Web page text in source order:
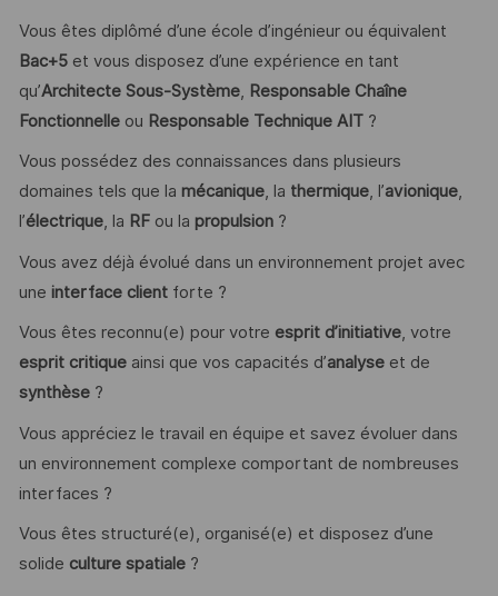
Vous êtes diplômé d’une école d’ingénieur ou équivalent
Bac+5et vous disposez d’une expérience en tant
qu’Architecte Sous-Système, Responsable Chaîne
Fonctionnelleou Responsable Technique AIT?
Vous possédez des connaissances dans plusieurs
domaines tels que la mécanique, la thermique, l’avionique,
l’électrique, la RFou la propulsion?
Vous avez déjà évolué dans un environnement projet avec
une interface clientforte ?
Vous êtes reconnu(e) pour votre esprit d’initiative, votre
esprit critiqueainsi que vos capacités d’analyseet de
synthèse?
Vous appréciez le travail en équipe et savez évoluer dans
un environnement complexe comportant de nombreuses
interfaces ?
Vous êtes structuré(e), organisé(e) et disposez d’une
solide culture spatiale?